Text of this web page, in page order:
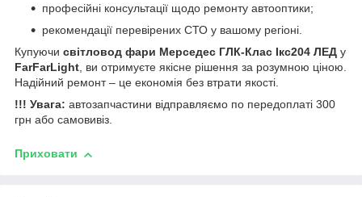
професійні консультації щодо ремонту автооптики;
рекомендації перевірених СТО у вашому регіоні.
Купуючи світловод фари Мерседес ГЛК-Клас Ікс204 ЛЕД у
FarFarLight, ви отримуєте якісне рішення за розумною ціною.
Надійний ремонт – це економія без втрати якості.
!!! Увага: автозапчастини відправляємо по передоплаті 300
грн або самовивіз.
Приховати